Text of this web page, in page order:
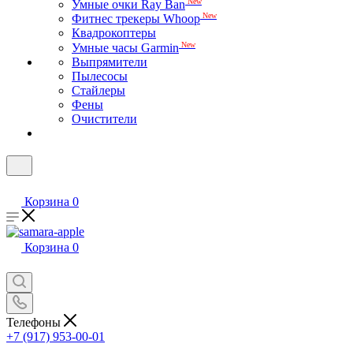
Умные очки Ray Ban
Фитнес трекеры Whoop New
Квадрокоптеры
Умные часы Garmin New
Выпрямители
Пылесосы
Стайлеры
Фены
Очистители
Корзина 0
Корзина 0
Телефоны
+7 (917) 953-00-01